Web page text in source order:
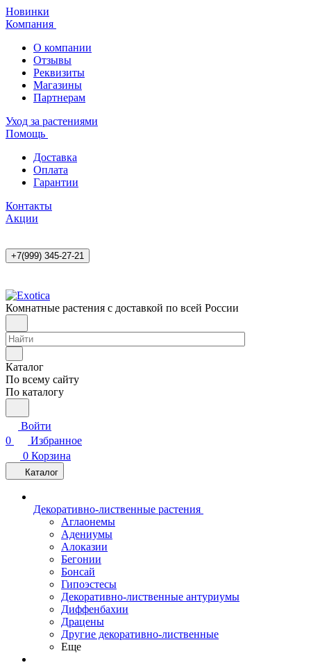
Новинки
Компания
О компании
Отзывы
Реквизиты
Магазины
Партнерам
Уход за растениями
Помощь
Доставка
Оплата
Гарантии
Контакты
Акции
+7(999) 345-27-21
Комнатные растения с доставкой по всей России
Каталог
По всему сайту
По каталогу
Войти
0
Избранное
0 Корзина
Каталог
Декоративно-лиственные растения
Аглаонемы
Адениумы
Алоказии
Бегонии
Бонсай
Гипоэстесы
Декоративно-лиственные антуриумы
Диффенбахии
Драцены
Другие декоративно-лиственные
Еще